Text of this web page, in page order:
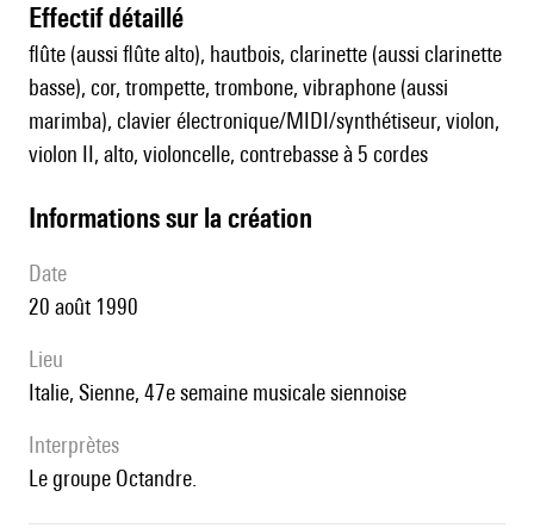
effectif détaillé
flûte (aussi flûte alto), hautbois, clarinette (aussi clarinette
basse), cor, trompette, trombone, vibraphone (aussi
marimba), clavier électronique/MIDI/synthétiseur, violon,
violon II, alto, violoncelle, contrebasse à 5 cordes
informations sur la création
date
20 août 1990
lieu
Italie, Sienne, 47e semaine musicale siennoise
interprètes
le groupe Octandre.